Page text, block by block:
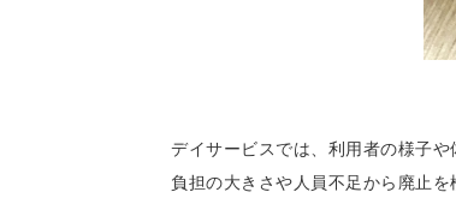
デイサービスでは、利用者の様子
負担の大きさや人員不足から廃止を